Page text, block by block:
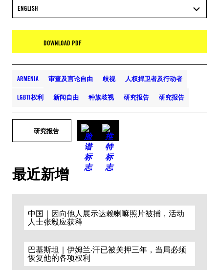
ENGLISH
DOWNLOAD PDF
ARMENIA 审查及言论自由 歧视 人权捍卫者及行动者
LGBTI权利 新闻自由 种族歧视 研究报告 研究报告
研究报告
最近新增
中国｜因向他人展示达赖喇嘛照片被捕，活动
人士张毅应获释
巴基斯坦｜伊姆兰·汗已被关押三年，当局必须
恢复他的各项权利